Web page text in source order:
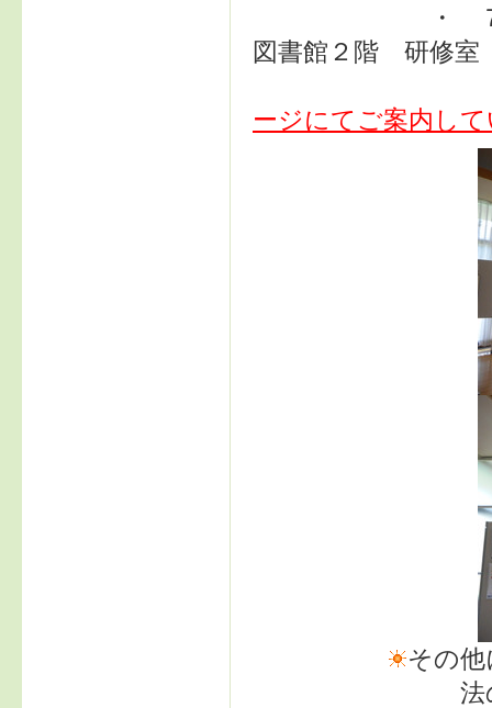
・ ７月28日
図書館２階 研修室
ージにてご案内し
その
法